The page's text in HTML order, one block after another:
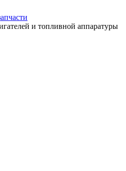
и топливной аппаратуры